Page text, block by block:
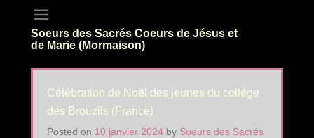
Soeurs des Sacrés Coeurs de Jésus et
de Marie (Mormaison)
Célébration de Noël des jeunes du collège
des Brouzils (France)
Posted on 10 janvier 2024 by Soeurs des Sacrés